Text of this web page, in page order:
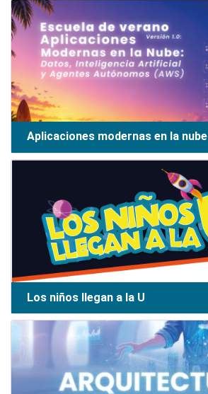
Aplicaciones modernas en la nube
Los niños llegan a la U